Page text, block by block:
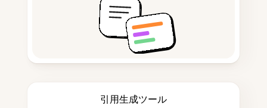
引用生成ツール